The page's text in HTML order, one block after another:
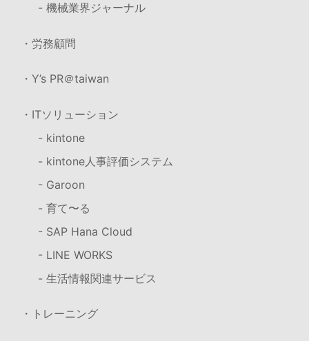
- 機械業界ジャーナル
・労務顧問
・Y’s PR＠taiwan
・ITソリューション
- kintone
- kintone人事評価システム
- Garoon
- 育て〜る
- SAP Hana Cloud
- LINE WORKS
- 生活情報関連サービス
・トレーニング